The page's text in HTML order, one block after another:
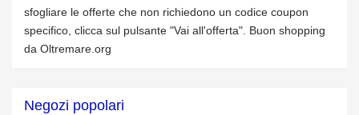
sfogliare le offerte che non richiedono un codice coupon
specifico, clicca sul pulsante "Vai all'offerta". Buon shopping
da Oltremare.org
Negozi popolari